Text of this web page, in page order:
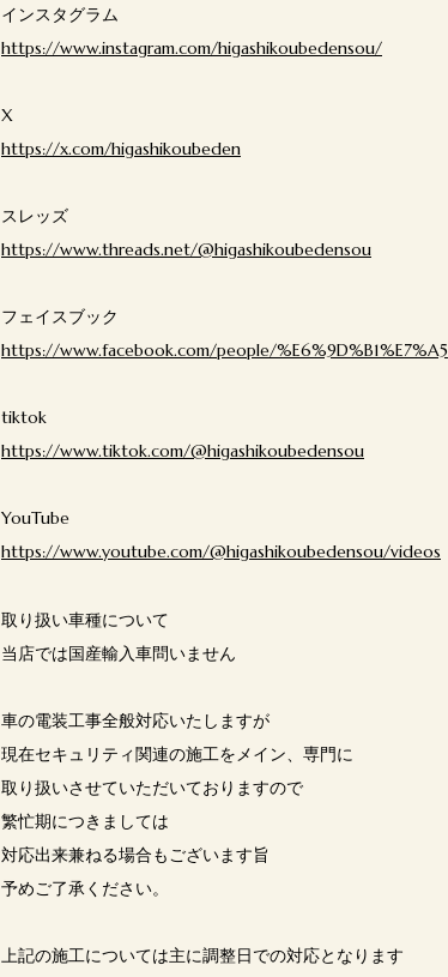
インスタグラム
https://www.instagram.com/higashikoubedensou/
X
https://x.com/higashikoubeden
スレッズ
https://www.threads.net/@higashikoubedensou
フェイスブック
https://www.facebook.com/people/%E6%9D%B1%E7%A5
tiktok
https://www.tiktok.com/@higashikoubedensou
YouTube
https://www.youtube.com/@higashikoubedensou/videos
取り扱い車種について
当店では国産輸入車問いません
車の電装工事全般対応いたしますが
現在セキュリティ関連の施工をメイン、専門に
取り扱いさせていただいておりますので
繁忙期につきましては
対応出来兼ねる場合もございます旨
予めご了承ください。
上記の施工については主に調整日での対応となります